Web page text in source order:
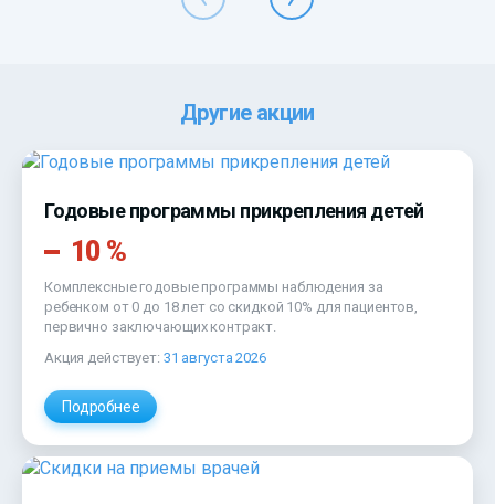
Другие акции
Годовые программы прикрепления детей
10 %
Комплексные годовые программы наблюдения за
ребенком от 0 до 18 лет со скидкой 10% для пациентов,
первично заключающих контракт.
Акция действует: 31 августа 2026
Подробнее